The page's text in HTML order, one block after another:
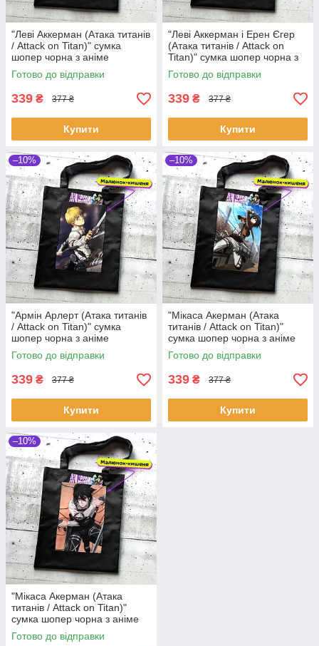
"Леві Аккерман (Атака титанів
/ Attack on Titan)" сумка
шопер чорна з аніме
малюнком та кишенею
Готово до відправки
339 ₴ 377 ₴
Купити
"Леві Аккерман і Ерен Єгер
(Атака титанів / Attack on
Titan)" сумка шопер чорна з
аніме малюнком та кишенею
Готово до відправки
339 ₴ 377 ₴
Купити
–10%
"Армін Арлерт (Атака титанів
/ Attack on Titan)" сумка
шопер чорна з аніме
малюнком та кишенею
Готово до відправки
339 ₴ 377 ₴
Купити
–10%
"Мікаса Акерман (Атака
титанів / Attack on Titan)"
сумка шопер чорна з аніме
малюнком та кишенею
Готово до відправки
339 ₴ 377 ₴
Купити
–10%
"Мікаса Акерман (Атака
титанів / Attack on Titan)"
сумка шопер чорна з аніме
малюнком та кишенею
Готово до відправки